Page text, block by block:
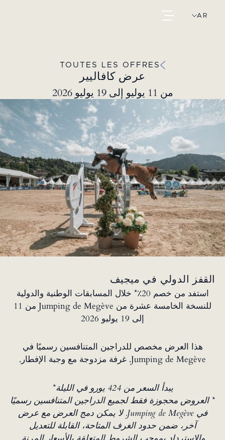
AR
TOUTES LES OFFRES
عرض كافاليير
من 11 يوليو إلى 19 يوليو 2026
القفز الدولي في ميجيف
استفد من خصم 20٪* خلال المسابقات الوطنية والدولية
للنسخة الخامسة عشرة من Jumping de Megève من 11
إلى 19 يوليو 2026
هذا العرض مخصص للدراجين المتنافسين رسميًا في
Jumping de Megève. غرفة مزدوجة مع وجبة الإفطار.
يبدأ السعر من 424 يورو في الليلة*
* العروض محجوزة فقط لجميع الدراجين المتنافسين رسميًا
في Jumping de Megève. لا يمكن دمج العرض مع عرض
آخر، ضمن حدود الغرف المتاحة، القابلة للتعديل